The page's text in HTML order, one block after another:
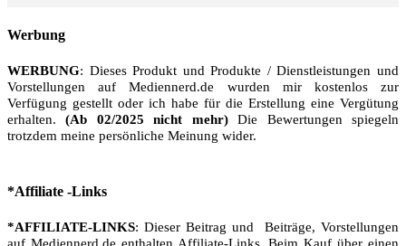
Werbung
WERBUNG: Dieses Produkt und Produkte / Dienstleistungen und
Vorstellungen auf Mediennerd.de wurden mir kostenlos zur
Verfügung gestellt oder ich habe für die Erstellung eine Vergütung
erhalten.(Ab 02/2025 nicht mehr)Die Bewertungen spiegeln
trotzdem meine persönliche Meinung wider.
*Affiliate -Links
*AFFILIATE-LINKS: Dieser Beitrag und Beiträge, Vorstellungen